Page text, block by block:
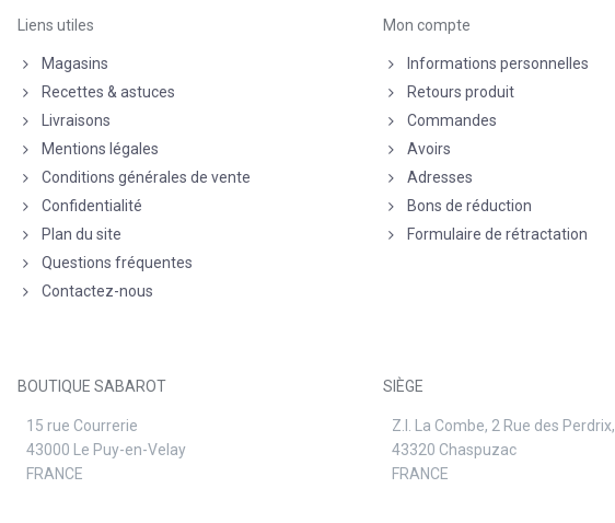
Liens utiles
Magasins
Recettes & astuces
Livraisons
Mentions légales
Conditions générales de vente
Confidentialité
Plan du site
Questions fréquentes
Contactez-nous
BOUTIQUE SABAROT
15 rue Courrerie
43000 Le Puy-en-Velay
FRANCE
Mon compte
Informations personnelles
Retours produit
Commandes
Avoirs
Adresses
Bons de réduction
Formulaire de rétractation
SIÈGE
Z.I. La Combe, 2 Rue des Perdrix,
43320 Chaspuzac
FRANCE